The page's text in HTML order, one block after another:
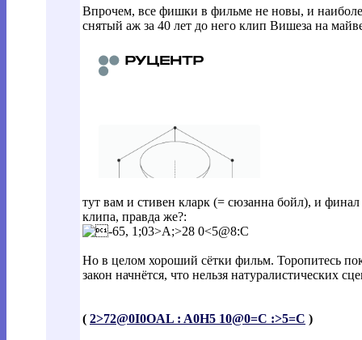
Впрочем, все фишки в фильме не новы, и
снятый аж за 40 лет до него клип Вишеза на
тут вам и стивен кларк (= сюзанна бойл), и
клипа, правда же?:
Но в целом хороший сётки фильм. Торопитесь
закон начнётся, что нельзя натуралистических
( 2>72@0I0OAL : A0H5 10@0=C :>5=C )